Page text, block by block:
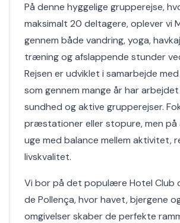
På denne hyggelige grupperejse,
maksimalt 20 deltagere, oplever vi
gennem både vandring, yoga,
træning og afslappende stunder
Rejsen er udviklet i samarbejde
som gennem mange år har
sundhed og aktive grupperejser.
præstationer eller stopure, men på
uge med balance mellem aktivitet,
livskvalitet.
Vi bor på det populære Hotel Club
de Pollença, hvor havet, bjergene
omgivelser skaber de perfekte